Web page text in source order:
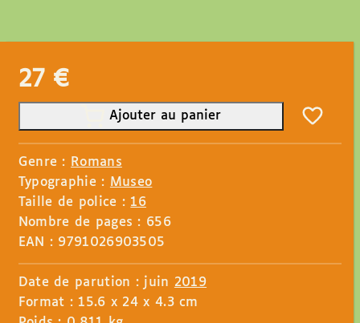
27 €
Ajouter au panier
Genre : Romans
Typographie : Museo
Taille de police : 16
Nombre de pages : 656
EAN : 9791026903505
Date de parution : juin 2019
Format : 15.6 x 24 x 4.3 cm